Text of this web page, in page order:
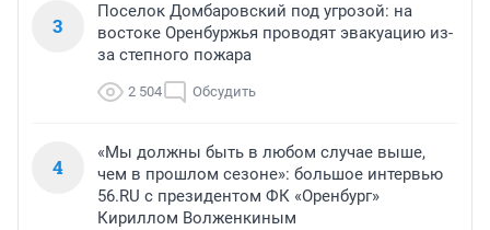
3
Поселок Домбаровский под угрозой: на
востоке Оренбуржья проводят эвакуацию из-
за степного пожара
2 504 Обсудить
4
«Мы должны быть в любом случае выше,
чем в прошлом сезоне»: большое интервью
56.RU с президентом ФК «Оренбург»
Кириллом Волженкиным